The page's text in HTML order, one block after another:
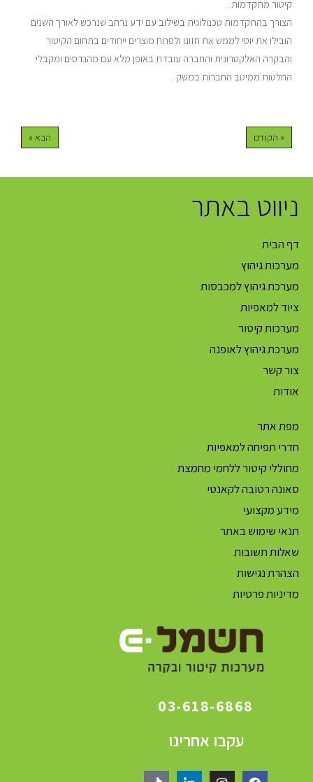
קיטור מתקדמות .
הצורך בהתקדמות טכנולוגית בשילוב עם ידע נרחב שנרכש לאורך השנים
הובילו את יוסי לממש את חזונו ולפתח מוצרים ייחודים בתחום הקיטור
והבקרה האלקטרונית והחברה עובדת באופן מלא עם מהנדסים ומקבלי
החלטות ממיטב החברות במשק .
« הקודם הבא »
ניווט באתר
דף הבית
מערכות גיהוץ
מערכת גיהוץ למכבסות
ציוד למאפיות
מערכות קיטור
מערכת גיהוץ לאופנה
צור קשר
אודות
מפת אתר
חדרי תפיחה למאפיות
מחוללי קיטור ללחמי מחמצת
סאונה רטובה לקאנטי
מידע מקצועי
תנאי שימוש באתר
שאלות תשובות
הצהרת נגישות
מדיניות פרטיות
03-618-6868
עקבו אחרינו